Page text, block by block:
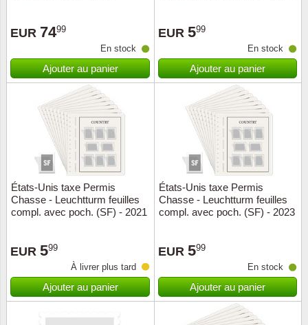
EUR 7499
En stock
Ajouter au panier
EUR 599
En stock
Ajouter au panier
États-Unis taxe Permis
Chasse - Leuchtturm feuilles
compl. avec poch. (SF) - 2021
EUR 599
À livrer plus tard
Ajouter au panier
États-Unis taxe Permis
Chasse - Leuchtturm feuilles
compl. avec poch. (SF) - 2023
EUR 599
En stock
Ajouter au panier